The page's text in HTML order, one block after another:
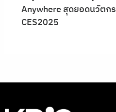
Anywhere สุดยอดนวัตก
CES2025